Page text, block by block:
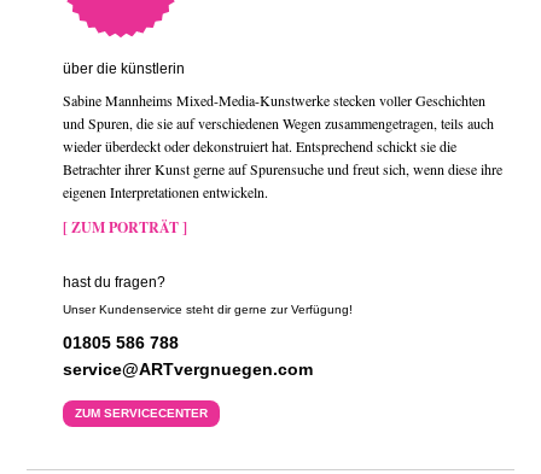
über die künstlerin
Sabine Mannheims Mixed-Media-Kunstwerke stecken voller Geschichten
und Spuren, die sie auf verschiedenen Wegen zusammengetragen, teils auch
wieder überdeckt oder dekonstruiert hat. Entsprechend schickt sie die
Betrachter ihrer Kunst gerne auf Spurensuche und freut sich, wenn diese ihre
eigenen Interpretationen entwickeln.
[ ZUM PORTRÄT ]
hast du fragen?
Unser Kundenservice steht dir gerne zur Verfügung!
01805 586 788
service@ARTvergnuegen.com
ZUM SERVICECENTER